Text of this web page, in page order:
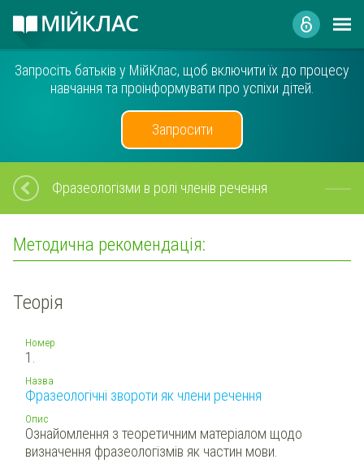
Запросіть батьків у МійКлас, щоб включити їх до процесу
навчання та проінформувати про успіхи дітей.
Запросити
Фразеологізми в ролі членів речення
Методична рекомендація:
Теорія
Номер
1.
Назва
Фразеологічні звороти як члени речення
Опис
Ознайомлення з теоретичним матеріалом щодо
визначення фразеологізмів як частин мови.